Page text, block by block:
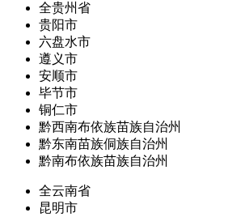
全贵州省
贵阳市
六盘水市
遵义市
安顺市
毕节市
铜仁市
黔西南布依族苗族自治州
黔东南苗族侗族自治州
黔南布依族苗族自治州
全云南省
昆明市